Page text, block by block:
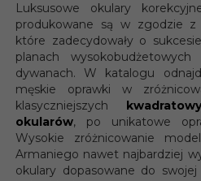
Luksusowe okulary
produkowane są w zgodzie
które zadecydowały o
planach
dywanach. W katalogu
męskie oprawki w
klasyczniejszych
okularów, po unikatowe
Wysokie zróżnicowanie
Armaniego nawet najbardziej
okulary dopasowane do